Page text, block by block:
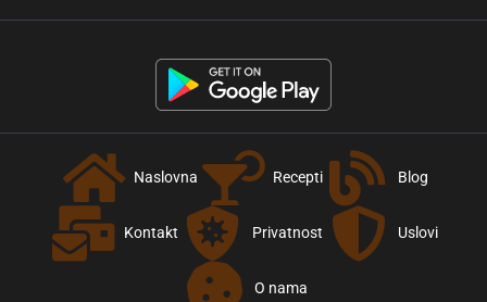
Naslovna Recepti Blog
Kontakt Privatnost Uslovi
O nama